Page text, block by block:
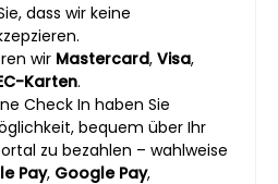
dass wir keine
wir Mastercard, Visa,
Karten.
Check In haben Sie
bequem über Ihr
zu bezahlen – wahlweise
Pay, Google Pay,